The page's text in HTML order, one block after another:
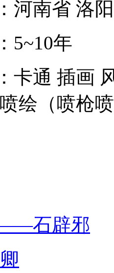
河南省 洛
5~10年
卡通 插画
绘（喷枪
石辟邪